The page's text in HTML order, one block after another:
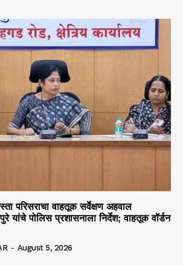
परिसराचा वाहतूक सर्वेक्षण अहवाल
यांचे पोलिस प्रशासनाला निर्देश; वाहतूक वॉर्डन
- August 5, 2026